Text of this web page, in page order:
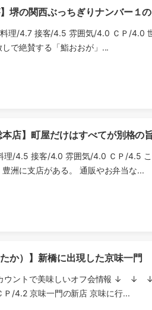
】堺の関西ぶっちぎりナンバー１
理/4.7 接客/4.5 雰囲気/4.0 ＣＰ/4.0
で絶賛する「鮨おおが」...
本店】町屋だけはすべてが別格の
/4.5 接客/4.0 雰囲気/4.0 ＣＰ/4.5 こ
洲に支店がある。 通販やお弁当な...
たか）】新橋に出現した京味一門
ウントで美味しいオフ会情報 ↓ ↓
/4.2 京味一門の新店 京味に行...